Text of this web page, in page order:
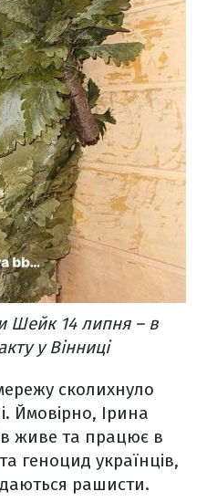
Шейк 14 липня – в
у Вінниці
сколихнуло
Ймовірно, Ірина
живе та працює в
геноцид українців,
рашисти.